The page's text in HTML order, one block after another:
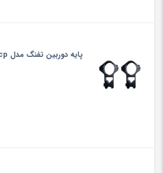
پایه دوربین تفنگ مدل pcp بسته دو عددی